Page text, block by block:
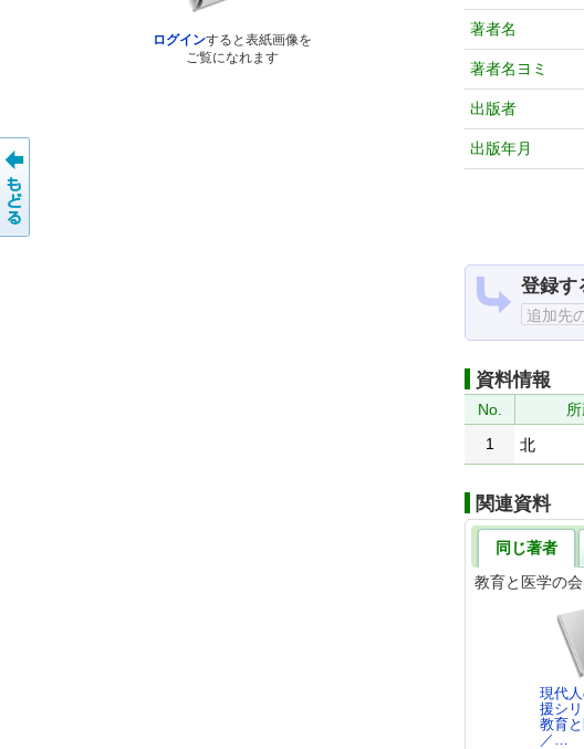
ログインすると表紙画像を
ご覧になれます
著者名
著者名ヨミ
出版者
出版年月
登録す
資料情報
No.
1
北
関連資料
同じ著者
教育と医学の会
現代
援シ
教育
／…